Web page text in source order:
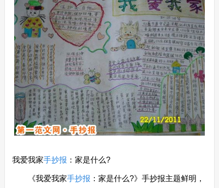
我爱我家手抄报 ：家是什么?
《我爱我家手抄报 ：家是什么?》手抄报主题鲜明，